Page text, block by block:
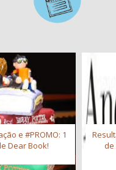
e #PROMO: 1
Dear Book!
de